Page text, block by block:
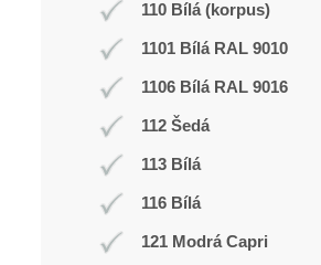
110 Bílá (korpus)
1101 Bílá RAL 9010
1106 Bílá RAL 9016
112 Šedá
113 Bílá
116 Bílá
121 Modrá Capri